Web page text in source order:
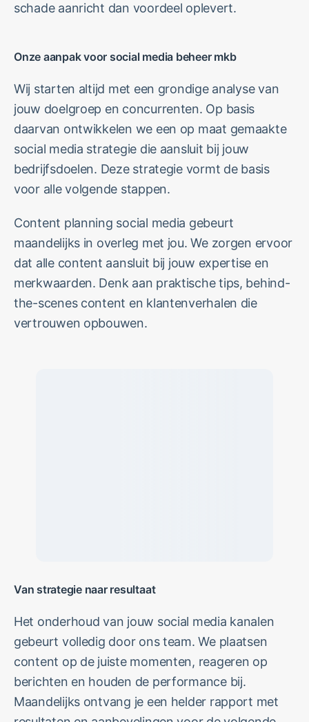
schade aanricht dan voordeel oplevert.
Onze aanpak voor social media beheer mkb
Wij starten altijd met een grondige analyse van
jouw doelgroep en concurrenten. Op basis
daarvan ontwikkelen we een op maat gemaakte
social media strategie die aansluit bij jouw
bedrijfsdoelen. Deze strategie vormt de basis
voor alle volgende stappen.
Content planning social media gebeurt
maandelijks in overleg met jou. We zorgen ervoor
dat alle content aansluit bij jouw expertise en
merkwaarden. Denk aan praktische tips, behind-
the-scenes content en klantenverhalen die
vertrouwen opbouwen.
Van strategie naar resultaat
Het onderhoud van jouw social media kanalen
gebeurt volledig door ons team. We plaatsen
content op de juiste momenten, reageren op
berichten en houden de performance bij.
Maandelijks ontvang je een helder rapport met